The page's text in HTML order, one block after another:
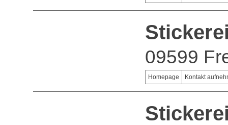
09599
Homepage Kontakt